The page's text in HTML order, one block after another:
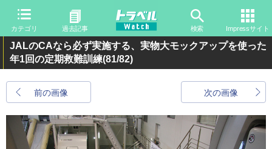
カテゴリ 過去記事 検索 Impressサイト
JALのCAなら必ず実施する、実物大モックアップを使った
年1回の定期救難訓練(81/82)
前の画像 次の画像